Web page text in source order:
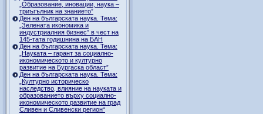
„Образование, иновации, наука –
триъгълник на знанието”
Ден на българската наука. Тема:
„Зелената икономика и
индустриалния бизнес” в чест на
145-тата годишнина на БАН
Ден на българската наука. Тема:
„Науката – гарант за социално-
икономическото и културно
развитие на Бургаска област”
Ден на българската наука. Тема:
„Културно историческо
наследство, влияние на науката и
образованието върху социално-
икономическото развитие на град
Сливен и Сливенски регион“